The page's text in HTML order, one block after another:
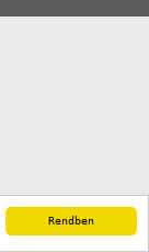
Rendben